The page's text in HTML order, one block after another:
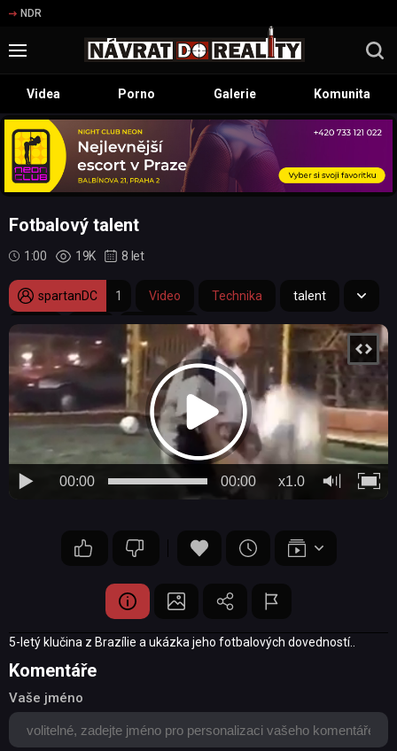
NDR
Videa Porno Galerie Komunita
Fotbalový talent
1:00 19K 8 let
spartanDC 1 Video Technika talent
nohy fotbalista
00:00 x1.0
00:00
5-letý klučina z Brazílie a ukázka jeho fotbalových dovedností..
Komentáře
Vaše jméno